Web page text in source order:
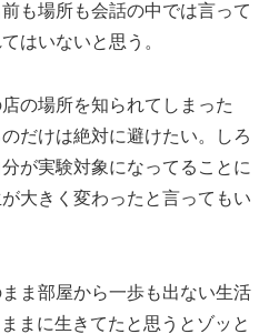
も場所も会話の中では言って
はいないと思う。
の場所を知られてしまった
だけは絶対に避けたい。しろ
が実験対象になってることに
大きく変わったと言ってもい
ま部屋から一歩も出ない生活
まに生きてたと思うとゾッと